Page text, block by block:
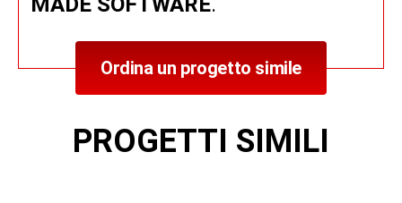
Ordina un progetto simile
PROGETTI SIMILI